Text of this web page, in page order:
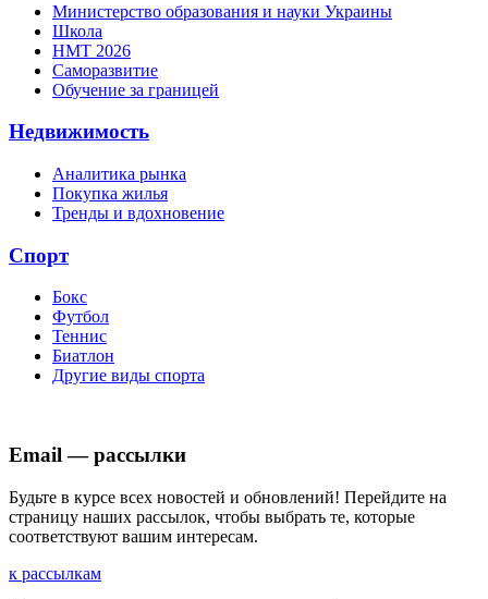
Министерство образования и науки Украины
Школа
НМТ 2026
Саморазвитие
Обучение за границей
Недвижимость
Аналитика рынка
Покупка жилья
Тренды и вдохновение
Спорт
Бокс
Футбол
Теннис
Биатлон
Другие виды спорта
Email — рассылки
Будьте в курсе всех новостей и обновлений! Перейдите на
страницу наших рассылок, чтобы выбрать те, которые
соответствуют вашим интересам.
к рассылкам